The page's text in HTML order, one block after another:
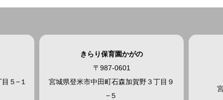
５−１
きらり保育園かがの
〒987-0601
宮城県登米市中田町石森加賀野３丁目９
−５